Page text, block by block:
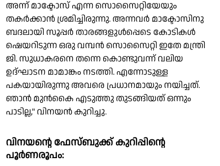
അന്ന് മാക്ടോസ് എന്ന സൊസൈറ്റിയേയും
തകർക്കാൻ ശ്രമിച്ചിരുന്നു. അന്നവർ മാക്ടോസിനു
ബദലായി സൂപ്പർ താരങ്ങളുൾപ്പെടെ കോടികൾ
ഷെയറിടുന്ന ഒരു വമ്പൻ സൊസൈറ്റി ഇതേ മന്ത്രി
ജി. സുധാകരനെ തന്നെ കൊണ്ടുവന്ന് വലിയ
ഉദ്ഘാടന മാമാങ്കം നടത്തി. എന്നോടുള്ള
പകയായിരുന്നു അവരെ പ്രധാനമായും നയിച്ചത്.
ഞാൻ മുൻകൈ എടുത്തു തുടങ്ങിയത് ഒന്നും
പാടില്ല," വിനയൻ കുറിച്ചു.
വിനയന്റെ ഫേസ്ബുക്ക് കുറിപ്പിന്റെ
പൂർണരൂപം: